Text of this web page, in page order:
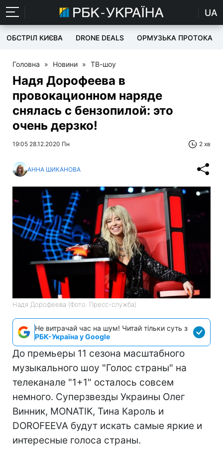
UA
ОБСТРІЛ КИЄВА DRONE DEALS ОРМУЗЬКА ПРОТОКА
Головна » Новини » ТВ-шоу
Надя Дорофеева в
провокационном наряде
снялась с бензопилой: это
очень дерзко!
19:05 28.12.2020 Пн 2 хв
АННА ШИКАНОВА
Надя Дорофеева (Фото: Пресс-служба)
Не витрачай час на шум! Читай тільки суть з
РБК-Україна у Google
До премьеры 11 сезона масштабного
музыкального шоу "Голос страны" на
телеканале "1+1" осталось совсем
немного. Суперзвезды Украины Олег
Винник, MONATIK, Тина Кароль и
DOROFEEVA будут искать самые яркие и
интересные голоса страны.